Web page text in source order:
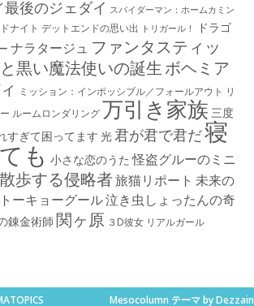
後のジェダイ スパイダーマン：ホームカミン
ナイト デットエンドの思い出 トリガール！
ドラゴ
ナラタージュ ファンタスティッ
黒い魔法使いの誕生 ボヘミア
ミッション：インポッシブル／フォールアウト リ
ルームロンダリング万引き家族 三度
すぎて困ってます 光君が君で君だ寝
も 小さな恋のうた 怪盗グルーのミニ
散歩する侵略者旅猫リポート 未来の
ーキョーグール泣き虫しょったんの奇
錬金術師 関ヶ原 ３D彼女 リアルガール
Mesocolumn テーマ by Dezzain